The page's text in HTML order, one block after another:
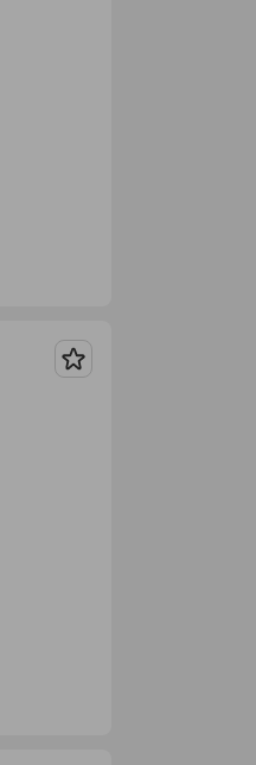
Guardar